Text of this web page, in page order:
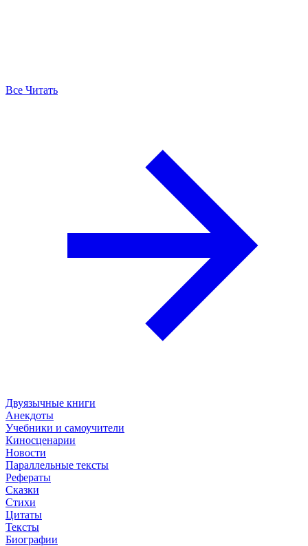
Все Читать
Двуязычные книги
Анекдоты
Учебники и самоучители
Киносценарии
Новости
Параллельные тексты
Рефераты
Сказки
Стихи
Цитаты
Тексты
Биографии